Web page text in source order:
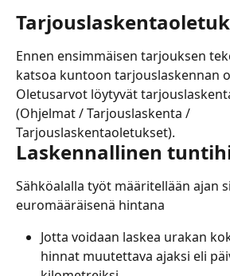
Ennen ensimmäisen tarjouksen
katsoa kuntoon tarjouslaskennan
Oletusarvot löytyvät
(Ohjelmat / Tarjouslaskenta /
Tarjouslaskentaoletukset).
Laskennallinen
Sähköalalla työt määritellään ajan
euromääräisenä hintana
Jotta voidaan laskea urakan
hinnat muutettava ajaksi eli